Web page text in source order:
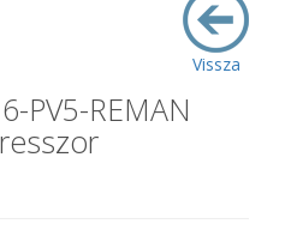
Vissza
PV5-REMAN